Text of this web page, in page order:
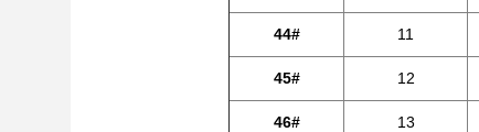
44# 11
45# 12
46# 13